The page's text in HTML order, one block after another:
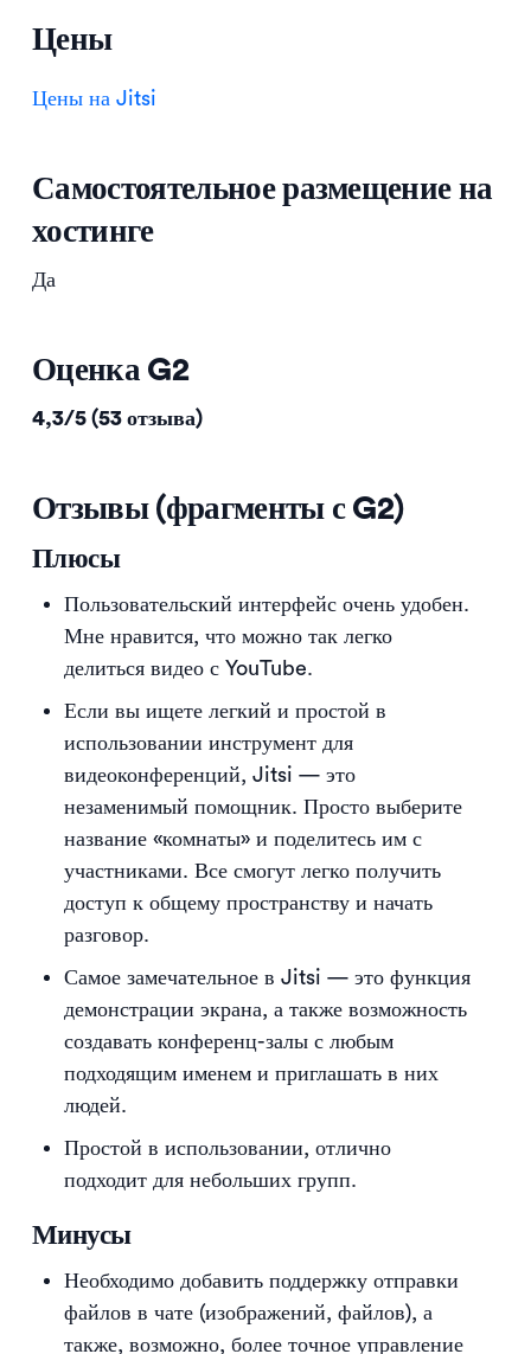
Цены
Цены на Jitsi
Самостоятельное размещение на
хостинге
Да
Оценка G2
4,3/5 (53 отзыва)
Отзывы (фрагменты с G2)
Плюсы
Пользовательский интерфейс очень удобен.
Мне нравится, что можно так легко
делиться видео с YouTube.
Если вы ищете легкий и простой в
использовании инструмент для
видеоконференций, Jitsi — это
незаменимый помощник. Просто выберите
название «комнаты» и поделитесь им с
участниками. Все смогут легко получить
доступ к общему пространству и начать
разговор.
Самое замечательное в Jitsi — это функция
демонстрации экрана, а также возможность
создавать конференц-залы с любым
подходящим именем и приглашать в них
людей.
Простой в использовании, отлично
подходит для небольших групп.
Минусы
Необходимо добавить поддержку отправки
файлов в чате (изображений, файлов), а
также, возможно, более точное управление